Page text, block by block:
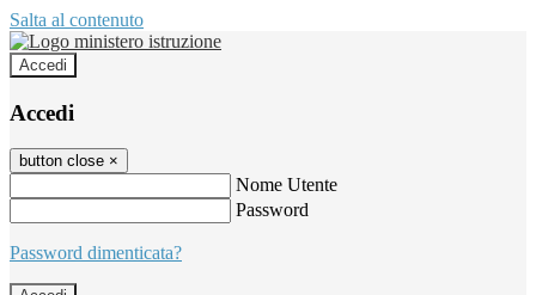
Salta al contenuto
Accedi
Accedi
button close ×
Nome Utente
Password
Password dimenticata?